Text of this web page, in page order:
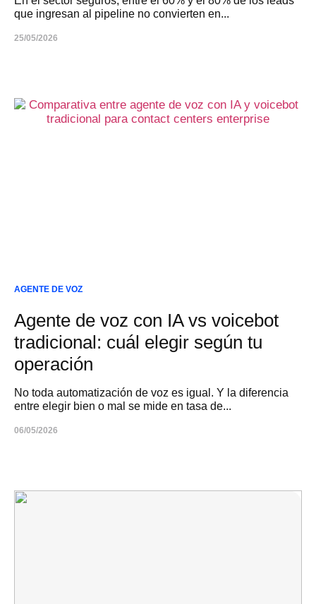
que ingresan al pipeline no convierten en...
25/05/2026
AGENTE DE VOZ
Agente de voz con IA vs voicebot
tradicional: cuál elegir según tu
operación
No toda automatización de voz es igual. Y la diferencia
entre elegir bien o mal se mide en tasa de...
06/05/2026